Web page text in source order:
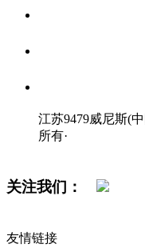
江苏9479威尼斯(
所有·
关注我们：
友情链接